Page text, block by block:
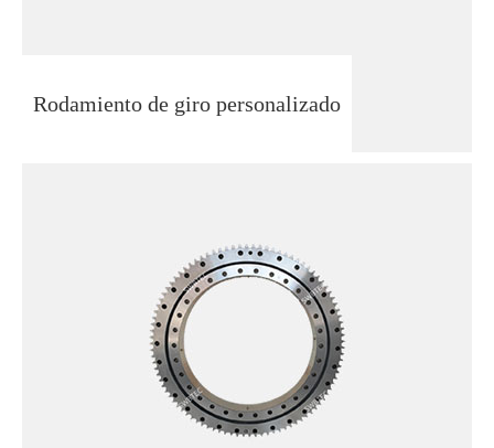
Rodamiento de giro personalizado